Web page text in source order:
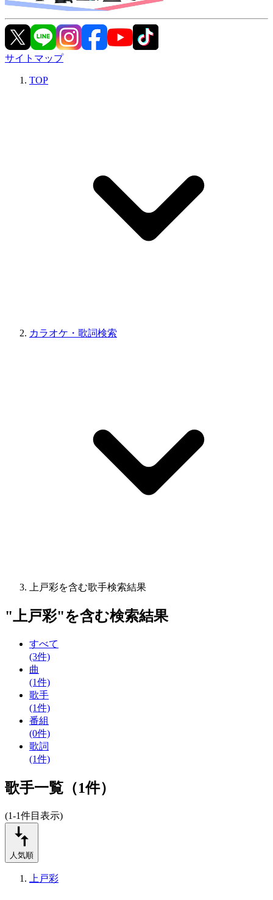
サイトマップ
TOP
カラオケ・歌詞検索
上戸彩を含む歌手検索結果
"上戸彩"を含む検索結果
すべて
(3件)
曲
(1件)
歌手
(1件)
番組
(0件)
歌詞
(1件)
歌手一覧（1件）
(1-1件目表示)
人気順
上戸彩